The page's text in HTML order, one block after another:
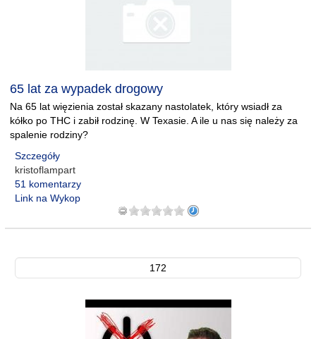
65 lat za wypadek drogowy
Na 65 lat więzienia został skazany nastolatek, który wsiadł za
kółko po THC i zabił rodzinę. W Texasie. A ile u nas się należy za
spalenie rodziny?
Szczegóły
kristoflampart
51 komentarzy
Link na Wykop
172